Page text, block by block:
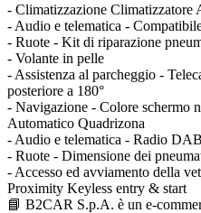
- Climatizzazione Climatizzatore
- Audio e telematica -
- Ruote - Kit di riparazione
- Volante in pelle
- Assistenza al parcheggio -
posteriore a 180°
- Navigazione - Colore schermo
Automatico Quadrizona
- Audio e telematica - Radio DAB
- Ruote - Dimensione dei
- Accesso ed avviamento della
Proximity Keyless entry & start
📘 B2CAR S.p.A. è un e-